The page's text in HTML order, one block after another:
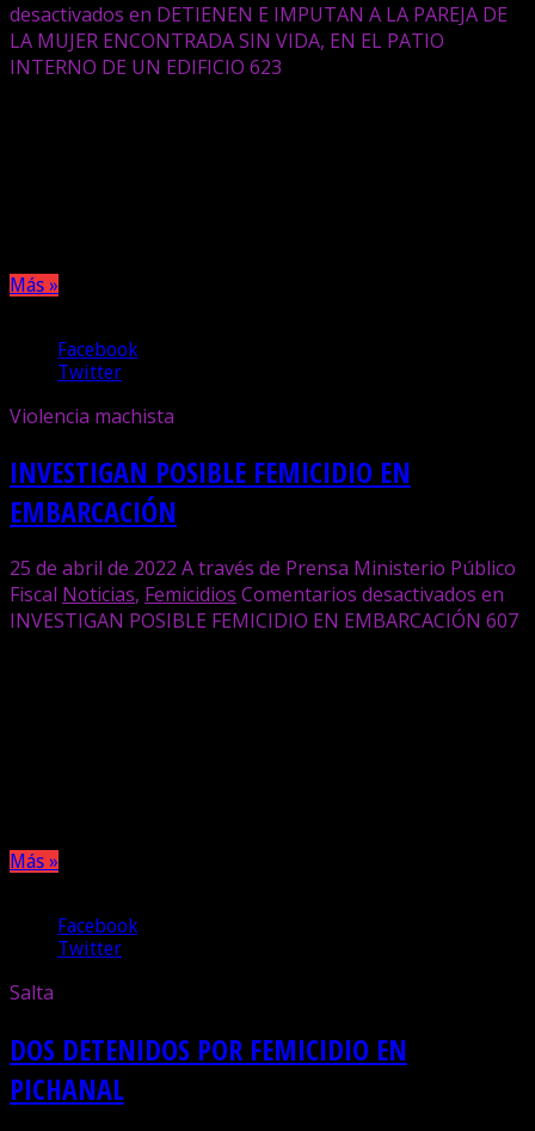
desactivados en DETIENEN E IMPUTAN A LA PAREJA DE
LA MUJER ENCONTRADA SIN VIDA, EN EL PATIO
INTERNO DE UN EDIFICIO 623
Más »
Facebook
Twitter
Violencia machista
INVESTIGAN POSIBLE FEMICIDIO EN
EMBARCACIÓN
25 de abril de 2022 A través de Prensa Ministerio Público
Fiscal Noticias, Femicidios Comentarios desactivados en
INVESTIGAN POSIBLE FEMICIDIO EN EMBARCACIÓN 607
Más »
Facebook
Twitter
Salta
DOS DETENIDOS POR FEMICIDIO EN
PICHANAL